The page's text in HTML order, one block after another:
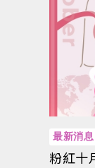
最新消息
粉紅十